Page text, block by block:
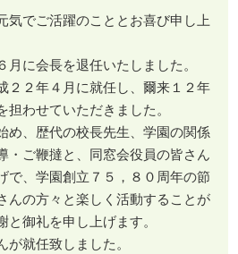
気でご活躍のこととお喜び申し上
に会長を退任いたしました。
２２年４月に就任し、爾来１２年
わせていただきました。
め、歴代の校長先生、学園の関係
・ご鞭撻と、同窓会役員の皆さん
で、学園創立７５，８０周年の節
んの方々と楽しく活動することが
御礼を申し上げます。
就任致しました。